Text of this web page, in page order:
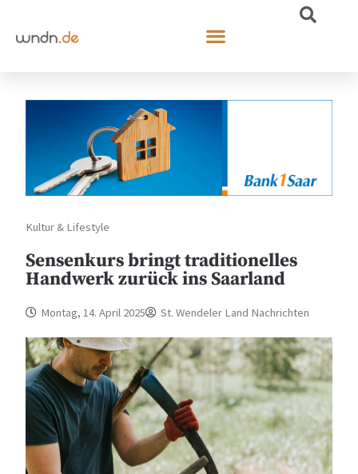
Kultur & Lifestyle
Sensenkurs bringt traditionelles
Handwerk zurück ins Saarland
Montag, 14. April 2025 St. Wendeler Land Nachrichten